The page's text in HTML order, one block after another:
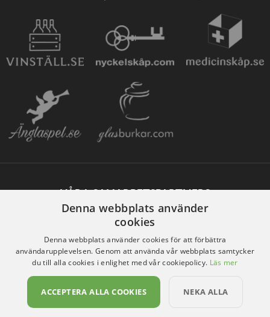
VÅRA SAMARBETSPARTNERS
Denna webbplats använder
cookies
Denna webbplats använder cookies för att förbättra
användarupplevelsen. Genom att använda vår webbplats samtycker
du till alla cookies i enlighet med vår cookiepolicy. Läs mer
ACCEPTERA ALLA COOKIES NEKA ALLA